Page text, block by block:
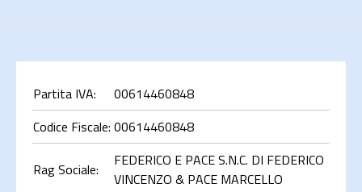
Partita IVA:
00614460848
Codice Fiscale: 00614460848
Rag Sociale:
FEDERICO E PACE S.N.C. DI FEDERICO
VINCENZO & PACE MARCELLO